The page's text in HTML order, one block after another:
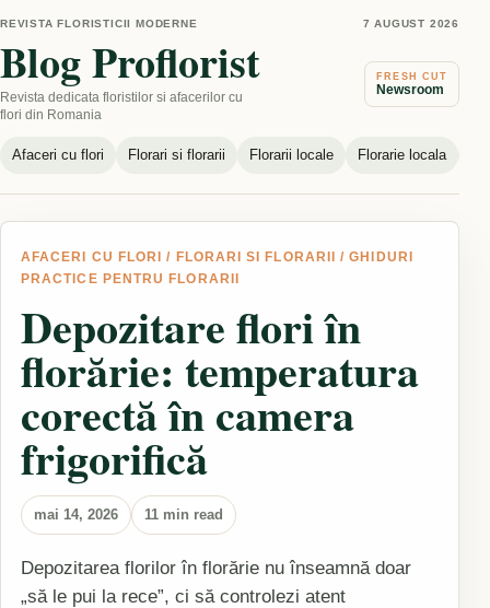
REVISTA FLORISTICII MODERNE 7 AUGUST 2026
Blog Proflorist
Revista dedicata floristilor si afacerilor cu
flori din Romania
FRESH CUT
Newsroom
Afaceri cu flori Florari si florarii Florarii locale Florarie locala
AFACERI CU FLORI / FLORARI SI FLORARII /GHIDURI
PRACTICE PENTRU FLORARII
Depozitare flori în
florărie: temperatura
corectă în camera
frigorifică
mai 14, 2026 11 min read
Depozitarea florilor în florărie nu înseamnă doar
„să le pui la rece”, ci să controlezi atent